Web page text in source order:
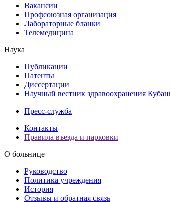
Вакансии
Профсоюзная организация
Лабораторные бланки
Телемедицина
Наука
Публикации
Патенты
Диссертации
Научный вестник здравоохранения
Пресс-служба
Контакты
Правила въезда и парковки
О больнице
Руководство
Политика учреждения
История
Отзывы и обратная связь